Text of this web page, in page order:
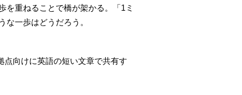
を重ねることで橋が架かる。「1ミ
な一歩はどうだろう。
点向けに英語の短い文章で共有す